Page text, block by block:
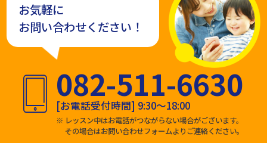
お気軽に
お問い合わせください！
082-511-6630
[お電話受付時間] 9:30～18:00
レッスン中はお電話がつながらない場合がございます。
その場合はお問い合わせフォームよりご連絡ください。